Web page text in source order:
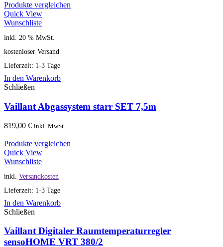
Produkte vergleichen
Quick View
Wunschliste
inkl. 20 % MwSt.
kostenloser Versand
Lieferzeit: 1-3 Tage
In den Warenkorb
Schließen
Vaillant Abgassystem starr SET 7,5m
819,00 € inkl. MwSt.
Produkte vergleichen
Quick View
Wunschliste
inkl. Versandkosten
Lieferzeit: 1-3 Tage
In den Warenkorb
Schließen
Vaillant Digitaler Raumtemperaturregler
sensoHOME VRT 380/2